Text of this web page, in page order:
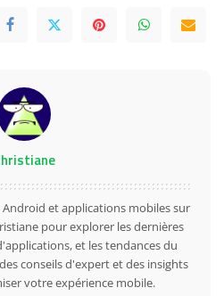
et applications mobiles sur
pour explorer les dernières
et les tendances du
conseils d'expert et des insights
votre expérience mobile.